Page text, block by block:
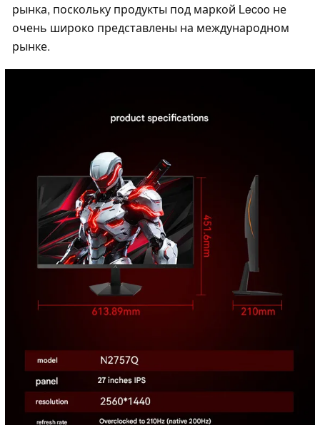
рынка, поскольку продукты под маркой Lecoo не
очень широко представлены на международном
рынке.